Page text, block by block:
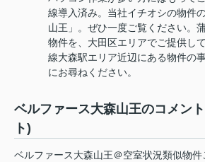
線導入済み。当社イチオシの物件
山王」。ぜひ一度ご覧ください。
物件を、大田区エリアでご提供し
線大森駅エリア近辺にある物件の
にお尋ねください。
ベルファース大森山王のコメン
ト)
ベルファース大森山王＠空室状況類似物